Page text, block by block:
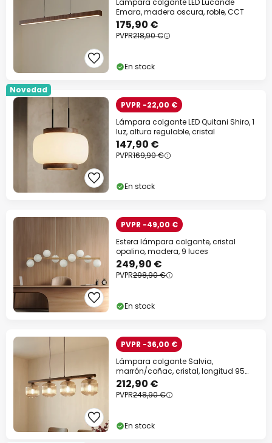
Lámpara colgante LED Lucande
Emara, madera oscura, roble, CCT
175,90 €
PVPR218,90 €
En stock
Novedad
PVPR -22,00 €
Lámpara colgante LED Quitani Shiro, 1
luz, altura regulable, cristal
147,90 €
PVPR169,90 €
En stock
PVPR -49,00 €
Estera lámpara colgante, cristal
opalino, madera, 9 luces
249,90 €
PVPR298,90 €
En stock
PVPR -36,00 €
Lámpara colgante Salvia,
marrón/coñac, cristal, longitud 95
cm, E14
212,90 €
PVPR248,90 €
En stock